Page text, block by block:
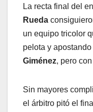
La recta final del
Rueda
un equipo tricolor
pelota y
Giménez, pero
Sin mayores
el árbitro pitó el